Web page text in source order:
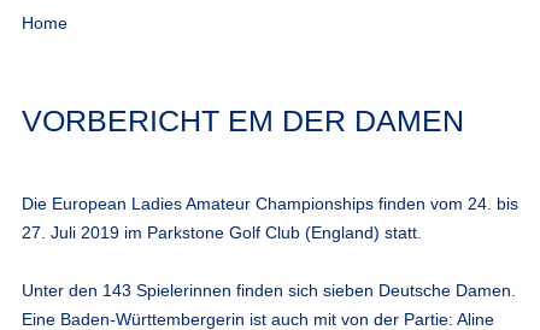
Home
VORBERICHT EM DER DAMEN
Die European Ladies Amateur Championships finden vom 24. bis
27. Juli 2019 im Parkstone Golf Club (England) statt.
Unter den 143 Spielerinnen finden sich sieben Deutsche Damen.
Eine Baden-Württembergerin ist auch mit von der Partie: Aline